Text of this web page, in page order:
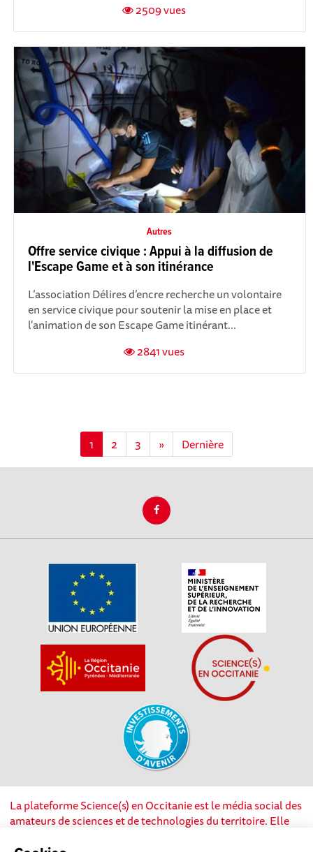
2509 vues
Autres
Offre service civique : Appui à la diffusion de
l'Escape Game et à son itinérance
L’association Délires d’encre recherche un volontaire
en service civique pour soutenir la mise en place et
l'animation de son Escape Game itinérant...
2841 vues
1 2 3 » Dernière
La plateforme Science(s) en Occitanie est le média social des
amateurs de sciences et de technologies du territoire. Elle